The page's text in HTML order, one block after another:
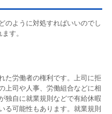
のように対処すればいいのでし
す。
た労働者の権利です。上司に拒
上司や人事、労働組合などに相
独自に就業規則などで有給休暇
る可能性もあります。就業規則